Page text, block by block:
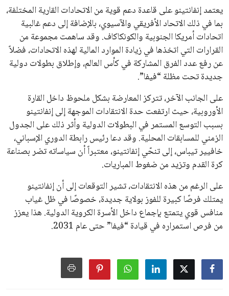
اشتراك
جميع الحقوق محفوظة لموقعنا ايوا مصر